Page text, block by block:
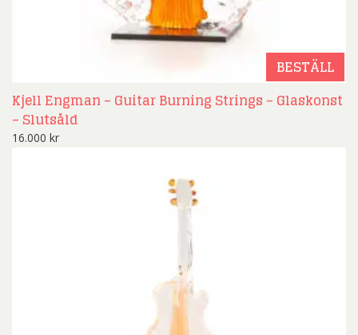
BESTÄLL
Kjell Engman – Guitar Burning Strings – Glaskonst
– Slutsåld
16.000 kr